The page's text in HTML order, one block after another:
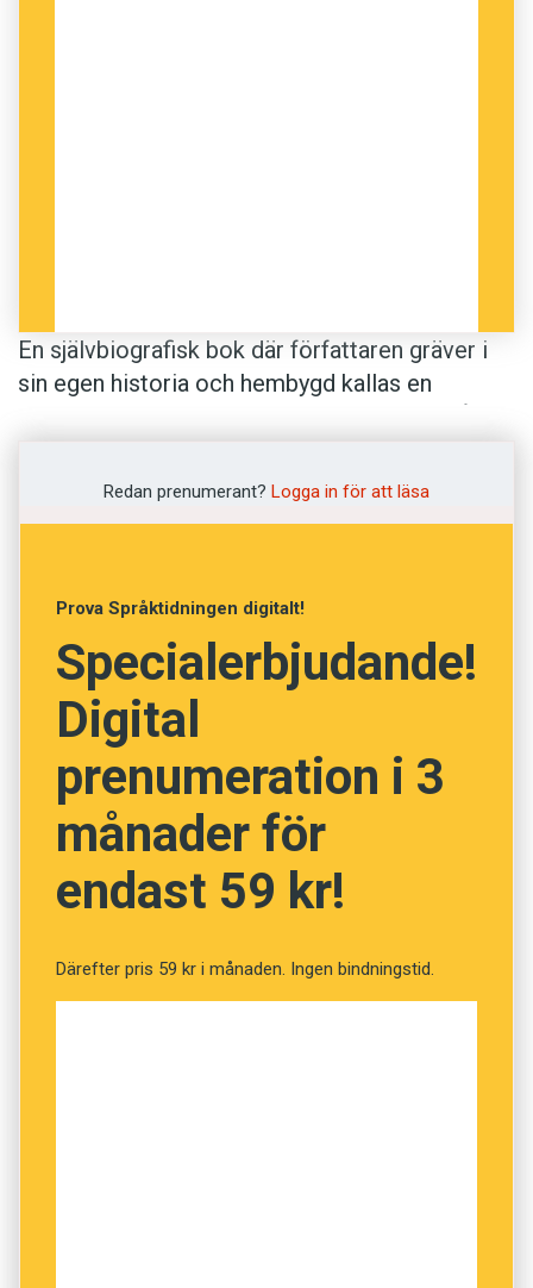
En självbiografisk bok där författaren gräver i
sin egen historia och hembygd kallas en
boken som Dagens Nyheter skriver om:
”Norrtuna heter en plats norr om Järna i
förort.”
Redan prenumerant? Logga in för att läsa
Prova Språktidningen digitalt!
Specialerbjudande!
Digital
prenumeration i 3
månader för
endast 59 kr!
Därefter pris 59 kr i månaden. Ingen bindningstid.